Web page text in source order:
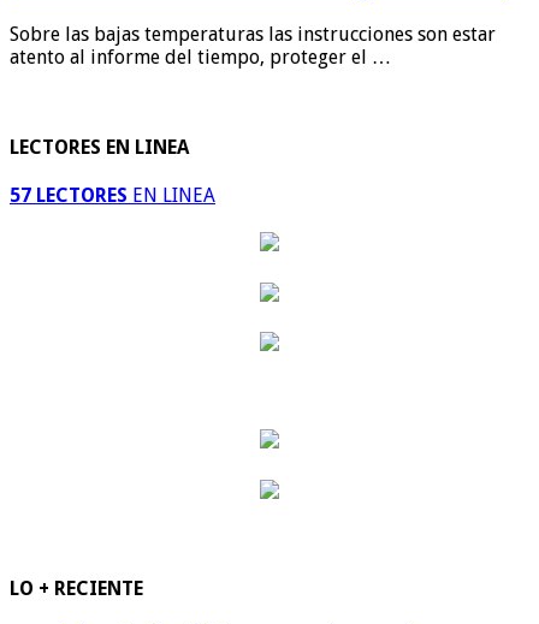
Sobre las bajas temperaturas las instrucciones son estar
atento al informe del tiempo, proteger el …
LECTORES EN LINEA
57 LECTORES EN LINEA
LO + RECIENTE